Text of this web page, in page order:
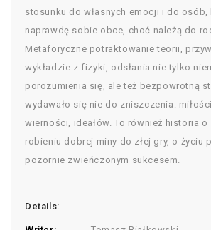
stosunku do własnych emocji i do osób,
naprawdę sobie obce, choć należą do
Metaforyczne potraktowanie teorii,
wykładzie z fizyki, odsłania nie tylko
porozumienia się, ale też bezpowrotną
wydawało się nie do zniszczenia:
wierności, ideałów. To również historia
robieniu dobrej miny do złej gry, o życiu
pozornie zwieńczonym sukcesem.
Details: